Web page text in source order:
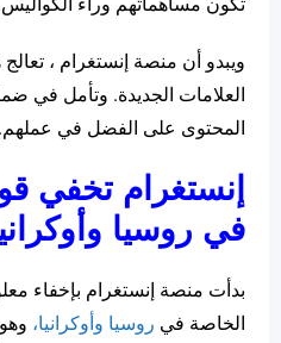
ويبدو أن منصة إنستغرام ،
العلامات الجديدة. وتأمل في
المحتوى على الفضل في عملهم.
إنستغرام تخفي
في روسيا
بدأت منصة إنستغرام بإخفاء
الخاصة في روسيا وأوكرانيا،